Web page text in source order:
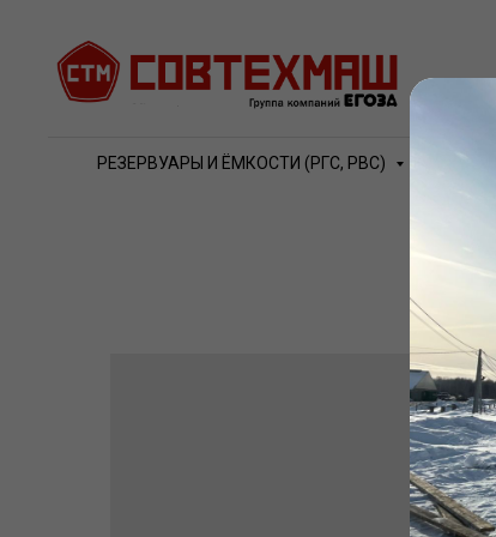
РЕЗЕРВУАРЫ И ЁМКОСТИ (РГС, РВС)